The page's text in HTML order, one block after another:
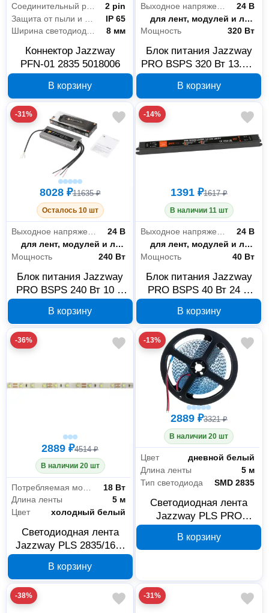
2 pin
IP 65
Ширина светодиодной ленты
8 мм
Коннектор Jazzway
PFN-01 2835 5018006
В корзину
24 В
Назначение
для лент, модулей и линеек
Мощность
320 Вт
Блок питания Jazzway
PRO BSPS 320 Вт 13.3 А
В корзину
-31%
8028 ₽11635 ₽
Осталось 10 шт
Выходное напряжение
24 В
Назначение
для лент, модулей и линеек
Мощность
240 Вт
Блок питания Jazzway
PRO BSPS 240 Вт 10 А
В корзину
-14%
1391 ₽1617 ₽
В наличии 11 шт
Выходное напряжение
24 В
Назначение
для лент, модулей и линеек
Мощность
40 Вт
Блок питания Jazzway
PRO BSPS 40 Вт 24 В
В корзину
-36%
2889 ₽4514 ₽
В наличии 20 шт
18 Вт
Длина ленты
5 м
Цвет
холодный белый
Светодиодная лента
Jazzway PLS 2835/168-
IP20 5 м 5015777
В корзину
-13%
2889 ₽3321 ₽
В наличии 20 шт
Цвет
дневной белый
Длина ленты
5 м
Тип светодиода
SMD 2835
Светодиодная лента
Jazzway PLS PRO
белый IP20 5 м 5015753
В корзину
-38% -31%